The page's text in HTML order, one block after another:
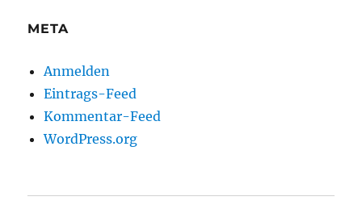
META
Anmelden
Eintrags-Feed
Kommentar-Feed
WordPress.org